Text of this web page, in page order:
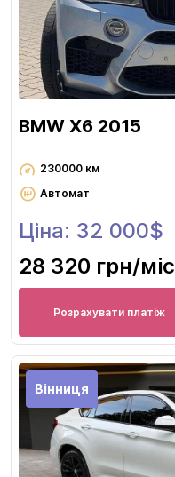
BMW X6 2015
230000 км
Автомат
Ціна: 32 000$
28 320 грн/міс
Розрахувати платіж
Вінниця